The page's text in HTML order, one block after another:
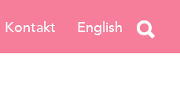
Kontakt English